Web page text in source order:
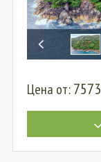
Цена от:7573